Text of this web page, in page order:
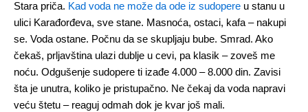
Stara priča. Kad voda ne može da ode iz sudopere u stanu u
ulici Karađorđeva, sve stane. Masnoća, ostaci, kafa – nakupi
se. Voda ostane. Počnu da se skupljaju bube. Smrad. Ako
čekaš, prljavština ulazi dublje u cevi, pa klasik – zoveš me
noću. Odgušenje sudopere ti izađe 4.000 – 8.000 din. Zavisi
šta je unutra, koliko je pristupačno. Ne čekaj da voda napravi
veću štetu – reaguj odmah dok je kvar još mali.